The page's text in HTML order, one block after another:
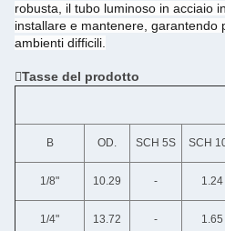
robusta, il tubo luminoso in acciaio
installare e mantenere, garantendo
ambienti difficili.
Tasse del prodotto
B OD. SCH 5S SCH
1/8" 10.29 - 1.24
1/4" 13.72 - 1.65